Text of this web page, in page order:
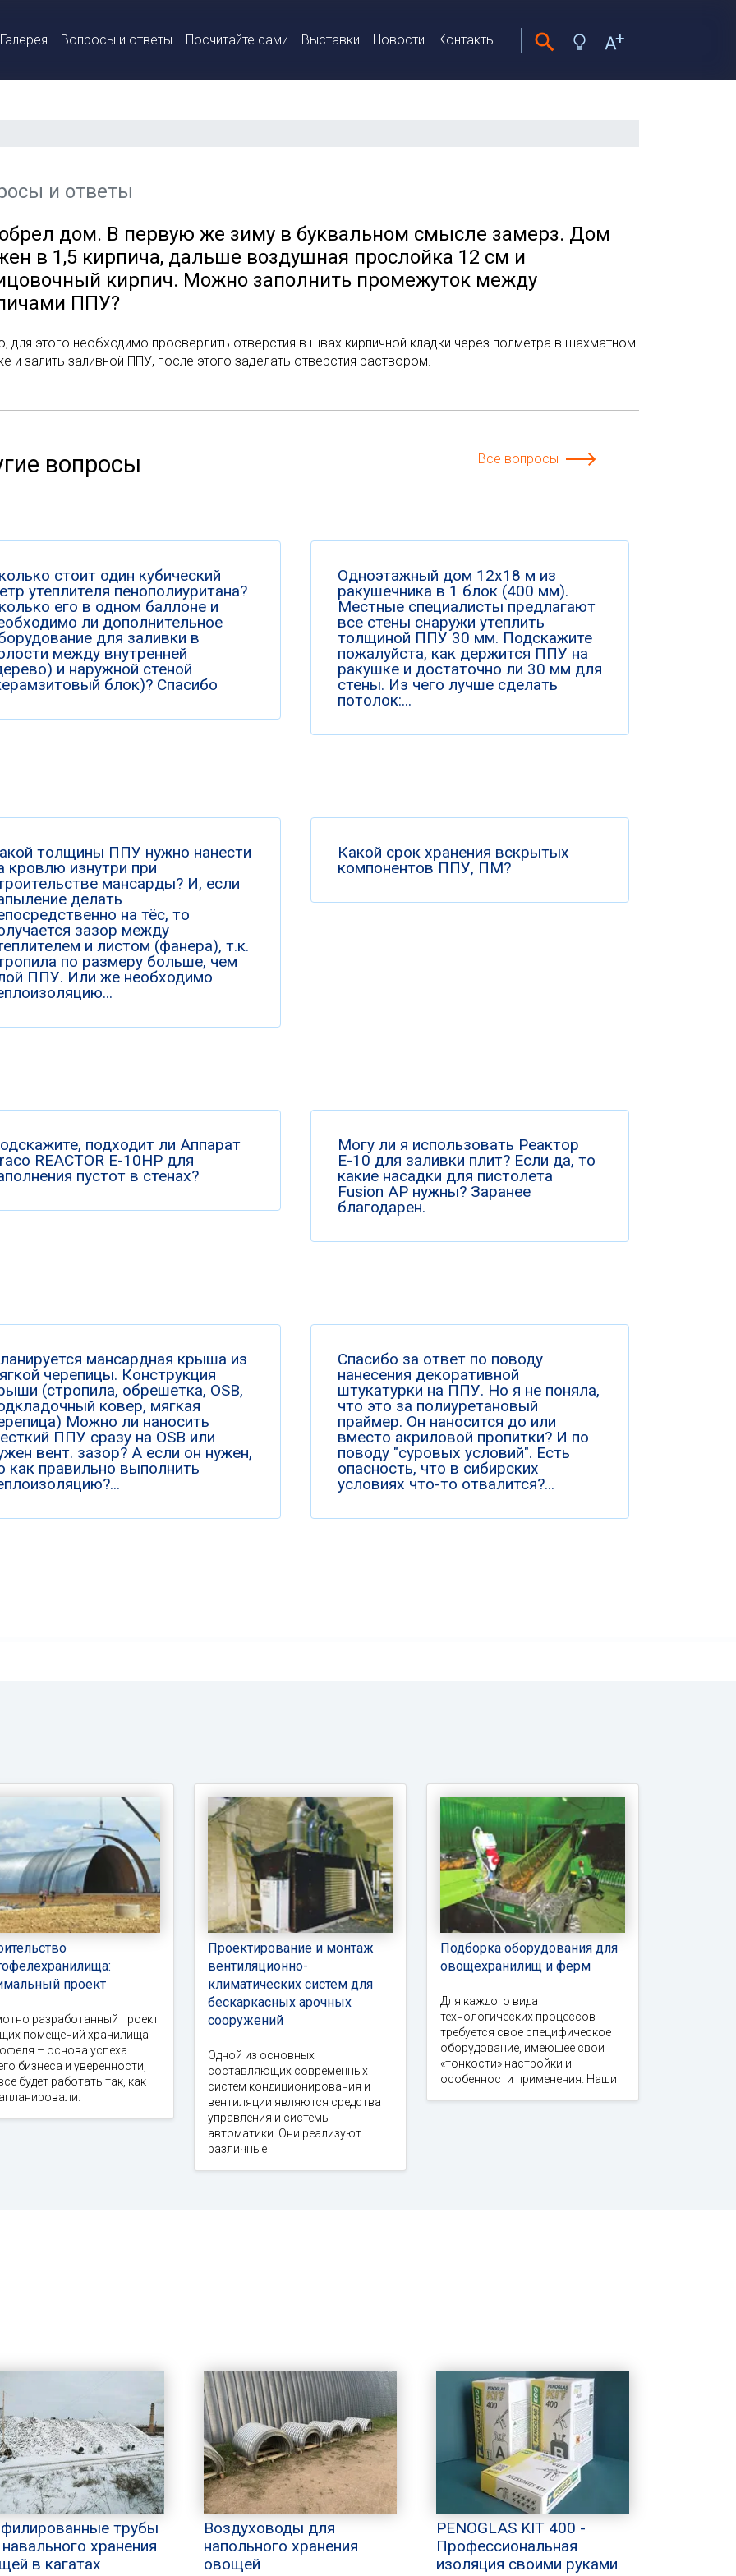
Галерея Вопросы и ответы Посчитайте сами Выставки Новости Контакты
и ответы
дом. В первую же зиму в буквальном смысле замерз. Дом
в 1,5 кирпича, дальше воздушная прослойка 12 см и
кирпич. Можно заполнить промежуток между
ППУ?
для этого необходимо просверлить отверстия в швах кирпичной кладки через полметра в шахматном
и залить заливной ППУ, после этого заделать отверстия раствором.
вопросы Все вопросы
стоит один кубический
утеплителя пенополиуритана?
его в одном баллоне и
ли дополнительное
для заливки в
между внутренней
и наружной стеной
блок)? Спасибо
Одноэтажный дом 12х18 м из
ракушечника в 1 блок (400 мм).
Местные специалисты предлагают
все стены снаружи утеплить
толщиной ППУ 30 мм. Подскажите
пожалуйста, как держится ППУ на
ракушке и достаточно ли 30 мм для
стены. Из чего лучше сделать
потолок:...
толщины ППУ нужно нанести
кровлю изнутри при
мансарды? И, если
делать
на тёс, то
зазор между
и листом (фанера), т.к.
по размеру больше, чем
ППУ. Или же необходимо
Какой срок хранения вскрытых
компонентов ППУ, ПМ?
подходит ли Аппарат
REACTOR E-10HP для
пустот в стенах?
Могу ли я использовать Реактор
Е-10 для заливки плит? Если да, то
какие насадки для пистолета
Fusion AP нужны? Заранее
благодарен.
мансардная крыша из
черепицы. Конструкция
(стропила, обрешетка, OSB,
ковер, мягкая
Можно ли наносить
ППУ сразу на OSB или
вент. зазор? А если он нужен,
как правильно выполнить
Спасибо за ответ по поводу
нанесения декоративной
штукатурки на ППУ. Но я не поняла,
что это за полиуретановый
праймер. Он наносится до или
вместо акриловой пропитки? И по
поводу "суровых условий". Есть
опасность, что в сибирских
условиях что-то отвалится?...
проект
разработанный проект
помещений хранилища
– основа успеха
бизнеса и уверенности,
будет работать так, как
Проектирование и монтаж
вентиляционно-
климатических систем для
бескаркасных арочных
сооружений
Одной из основных
составляющих современных
систем кондиционирования и
вентиляции являются средства
управления и системы
автоматики. Они реализуют
различные
Подборка оборудования для
овощехранилищ и ферм
Для каждого вида
технологических процессов
требуется свое специфическое
оборудование, имеющее свои
«тонкости» настройки и
особенности применения. Наши
трубы
хранения
в кагатах
Воздуховоды для
напольного хранения
овощей
PENOGLAS KIT 400 -
Профессиональная
изоляция своими руками